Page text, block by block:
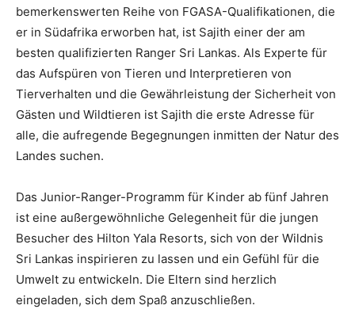
bemerkenswerten Reihe von FGASA-Qualifikationen, die
er in Südafrika erworben hat, ist Sajith einer der am
besten qualifizierten Ranger Sri Lankas. Als Experte für
das Aufspüren von Tieren und Interpretieren von
Tierverhalten und die Gewährleistung der Sicherheit von
Gästen und Wildtieren ist Sajith die erste Adresse für
alle, die aufregende Begegnungen inmitten der Natur des
Landes suchen.
Das Junior-Ranger-Programm für Kinder ab fünf Jahren
ist eine außergewöhnliche Gelegenheit für die jungen
Besucher des Hilton Yala Resorts, sich von der Wildnis
Sri Lankas inspirieren zu lassen und ein Gefühl für die
Umwelt zu entwickeln. Die Eltern sind herzlich
eingeladen, sich dem Spaß anzuschließen.